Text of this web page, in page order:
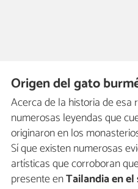
Origen del gato
Acerca de la historia de esa
numerosas leyendas que
originaron en los
Sí que existen numerosas
artísticas que corroboran
presente enTailandia en